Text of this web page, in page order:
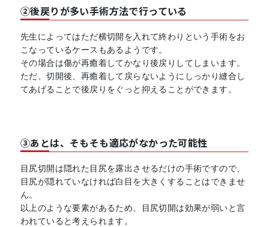
②後戻りが多い手術方法で行っている
先生によってはただ横切開を入れて終わりという手術をお
こなっているケースもあるようです。
その場合は傷が再癒着してかなり後戻りしてしまいます。
ただ、切開後、再癒着して戻らないようにしっかり縫合し
てあげることで後戻りをぐっと抑えることができます。
③あとは、そもそも適応がなかった可能性
目尻切開は隠れた目尻を露出させるだけの手術ですので、
目尻が隠れていなければ白目を大きくすることはできませ
ん。
以上のような要素があるため、目尻切開は効果が弱いと言
われていると考えられます。